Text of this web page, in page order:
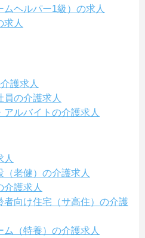
ヘルパー1級）の求人
求人
護求人
の介護求人
ルバイトの介護求人
人
老健）の介護求人
介護求人
向け住宅（サ高住）の介護
（特養）の介護求人